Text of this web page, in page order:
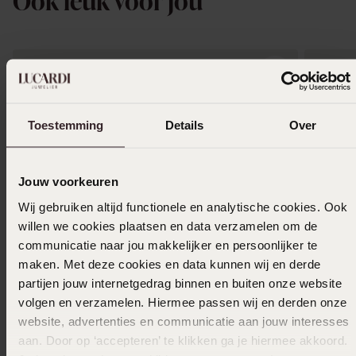
Toestemming Details Over
Jouw voorkeuren
Wij gebruiken altijd functionele en analytische cookies. Ook
willen we cookies plaatsen en data verzamelen om de
communicatie naar jou makkelijker en persoonlijker te
maken. Met deze cookies en data kunnen wij en derde
partijen jouw internetgedrag binnen en buiten onze website
volgen en verzamelen. Hiermee passen wij en derden onze
website, advertenties en communicatie aan jouw interesses
aan. Door op ‘accepteren’ te klikken ga je hiermee akkoord.